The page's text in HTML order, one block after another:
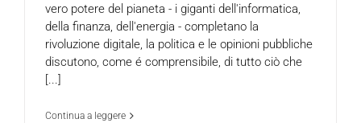
vero potere del pianeta - i giganti dell'informatica,
della finanza, dell'energia - completano la
rivoluzione digitale, la politica e le opinioni pubbliche
discutono, come é comprensibile, di tutto ciò che
[...]
Continua a leggere